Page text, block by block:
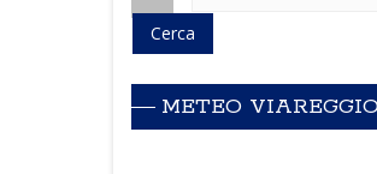
METEO VIAREGGIO